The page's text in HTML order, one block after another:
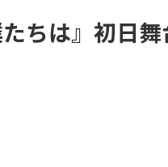
ちは』初日